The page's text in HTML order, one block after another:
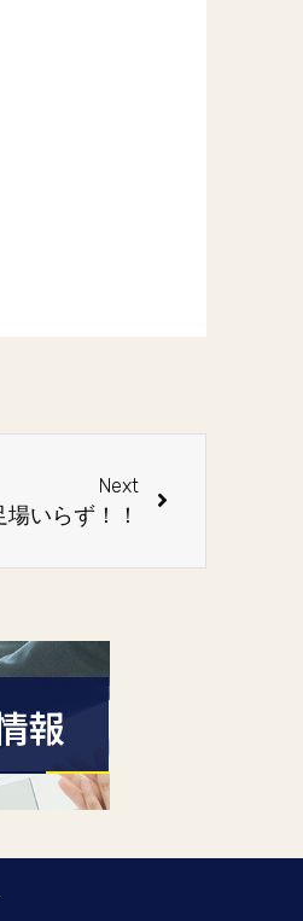
Next
いらず！！
報